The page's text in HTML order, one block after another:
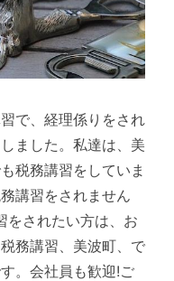
で、経理係りをされ
ました。私達は、美
税務講習をしていま
講習をされません
をされたい方は、お
務講習、美波町、で
。会社員も歓迎!ご